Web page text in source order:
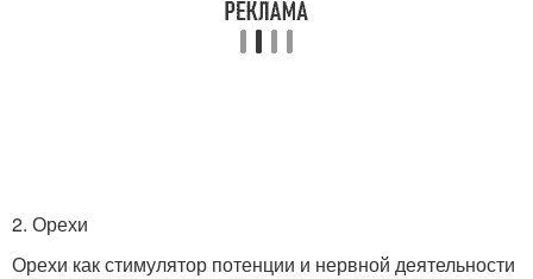
2. Орехи
Орехи как стимулятор потенции и нервной деятельности